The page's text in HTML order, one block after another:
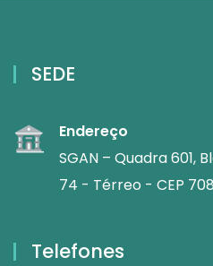
SEDE
Endereço
SGAN – Quadra 601,
74 - Térreo - CEP
Telefones